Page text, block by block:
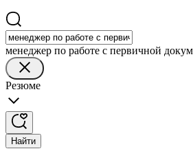
менеджер по работе с первичной
Резюме
Найти